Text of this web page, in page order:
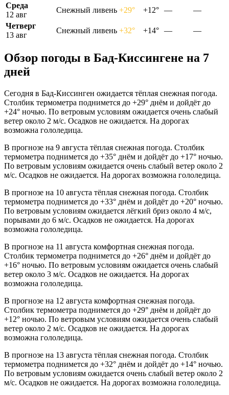
Среда
12 авг
Снежный ливень +29° +12° —
—
Четверг
13 авг
Снежный ливень +32° +14° — —
Обзор погоды в Бад-Киссингене на 7
дней
Сегодня в Бад-Киссинген ожидается тёплая снежная погода.
Столбик термометра поднимется до +29° днём и дойдёт до
+24° ночью. По ветровым условиям ожидается очень слабый
ветер около 2 м/с. Осадков не ожидается. На дорогах
возможна гололедица.
В прогнозе на 9 августа тёплая снежная погода. Столбик
термометра поднимется до +35° днём и дойдёт до +17° ночью.
По ветровым условиям ожидается очень слабый ветер около 2
м/с. Осадков не ожидается. На дорогах возможна гололедица.
В прогнозе на 10 августа тёплая снежная погода. Столбик
термометра поднимется до +33° днём и дойдёт до +20° ночью.
По ветровым условиям ожидается лёгкий бриз около 4 м/с,
порывами до 6 м/с. Осадков не ожидается. На дорогах
возможна гололедица.
В прогнозе на 11 августа комфортная снежная погода.
Столбик термометра поднимется до +26° днём и дойдёт до
+16° ночью. По ветровым условиям ожидается очень слабый
ветер около 3 м/с. Осадков не ожидается. На дорогах
возможна гололедица.
В прогнозе на 12 августа комфортная снежная погода.
Столбик термометра поднимется до +29° днём и дойдёт до
+12° ночью. По ветровым условиям ожидается очень слабый
ветер около 2 м/с. Осадков не ожидается. На дорогах
возможна гололедица.
В прогнозе на 13 августа тёплая снежная погода. Столбик
термометра поднимется до +32° днём и дойдёт до +14° ночью.
По ветровым условиям ожидается очень слабый ветер около 2
м/с. Осадков не ожидается. На дорогах возможна гололедица.